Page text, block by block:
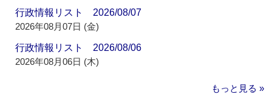
行政情報リスト 2026/08/07
2026年08月07日 (金)
行政情報リスト 2026/08/06
2026年08月06日 (木)
もっと見る »